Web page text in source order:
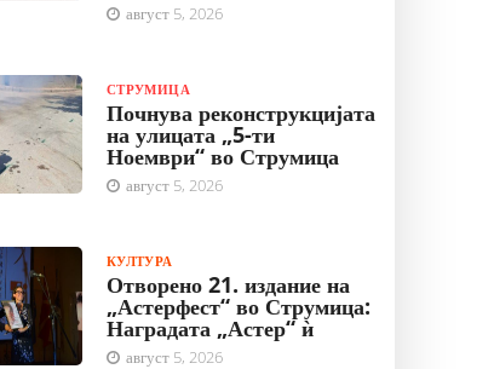
август 5, 2026
СТРУМИЦА
Почнува реконструкцијата
на улицата „5-ти
Ноември“ во Струмица
август 5, 2026
КУЛТУРА
Отворено 21. издание на
„Астерфест“ во Струмица:
Наградата „Астер“ ѝ
август 5, 2026